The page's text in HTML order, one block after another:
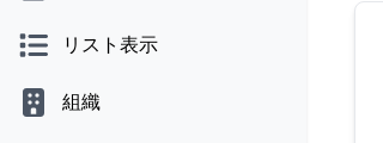
リスト表示
組織